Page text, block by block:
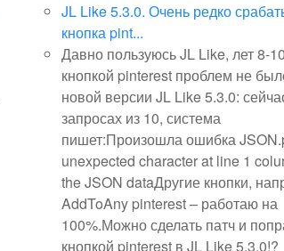
JL Like 5.3.0. Очень редко
кнопка pint...
Давно пользуюсь JL Like, лет 8-
кнопкой pinterest проблем не
новой версии JL Like 5.3.0:
запросах из 10, система
пишет:Произошла ошибка
unexpected character at line 1
the JSON dataДругие кнопки,
AddToAny pinterest – работаю на
100%.Можно сделать патч и
кнопкой pinterest в JL Like 5.3.0!?